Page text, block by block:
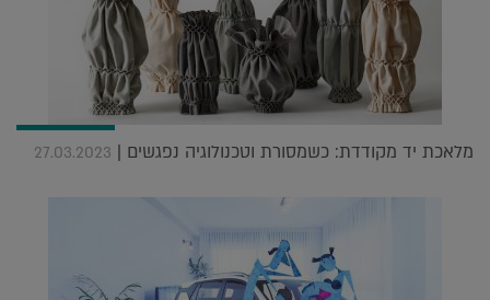
מלאכת יד מקודדת: כשמסורת וטכנולוגיה נפגשים | 27.03.2023